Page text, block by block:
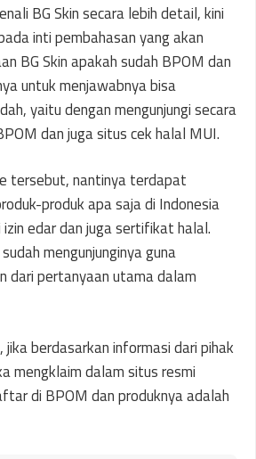
BG Skin secara lebih detail, kini
inti pembahasan yang akan
BG Skin apakah sudah BPOM dan
untuk menjawabnya bisa
yaitu dengan mengunjungi secara
dan juga situs cek halal MUI.
tersebut, nantinya terdapat
produk apa saja di Indonesia
edar dan juga sertifikat halal.
mengunjunginya guna
dari pertanyaan utama dalam
jika berdasarkan informasi dari pihak
mengklaim dalam situs resmi
di BPOM dan produknya adalah